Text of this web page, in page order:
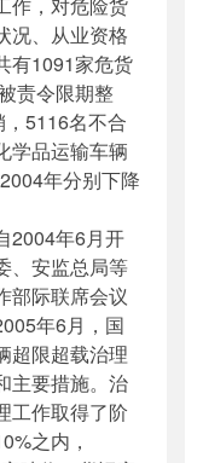
况、从业资格
有1091家危货
责令限期整
5116名不合
学品运输车辆
年分别下降
年6月开
、安监总局等
部际联席会议
年6月，国
超限超载治理
主要措施。治
工作取得了阶
之内，